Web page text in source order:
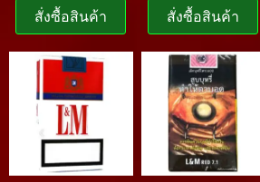
สั่งซื้อสินค้า สั่งซื้อสินค้า